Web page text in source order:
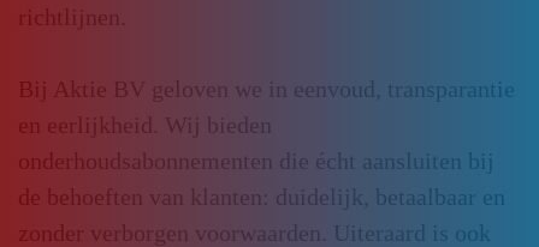
richtlijnen.
Bij Aktie BV geloven we in eenvoud, transparantie
en eerlijkheid. Wij bieden
onderhoudsabonnementen die écht aansluiten bij
de behoeften van klanten: duidelijk, betaalbaar en
zonder verborgen voorwaarden. Uiteraard is ook